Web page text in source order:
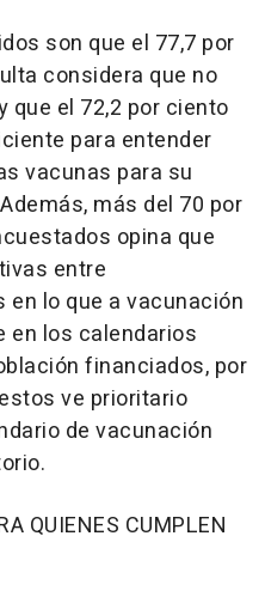
son que el 77,7 por
considera que no
que el 72,2 por ciento
para entender
vacunas para su
más del 70 por
opina que
entre
lo que a vacunación
en los calendarios
financiados, por
ve prioritario
de vacunación
QUIENES CUMPLEN